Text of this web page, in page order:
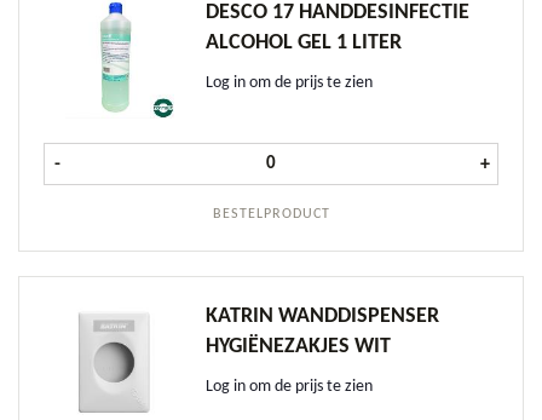
DESCO 17 HANDDESINFECTIE
ALCOHOL GEL 1 LITER
Log in om de prijs te zien
BESTELPRODUCT
- Desco 17 Handdesinfectie Alcohol
+
KATRIN WANDDISPENSER
HYGIËNEZAKJES WIT
Log in om de prijs te zien